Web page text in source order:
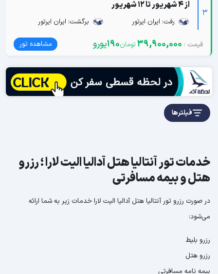
3
از 4 شهریور تا 12 شهریور
رفت: ایران ایرتور برگشت: ایران ایرتور
39,900,000
190یورو مشاهده تور
فیلترها
خدمات تور آنتالیا هتل آدالیا الیت لارا ؛ رزرو
هتل و بیمه مسافرتی
در صورت رزرو تور آنتالیا هتل آدالیا الیت لارا خدمات زیر به شما ارائه
می‌شود:
رزرو بلیط
رزرو هتل
بیمه نامه مسافرتی